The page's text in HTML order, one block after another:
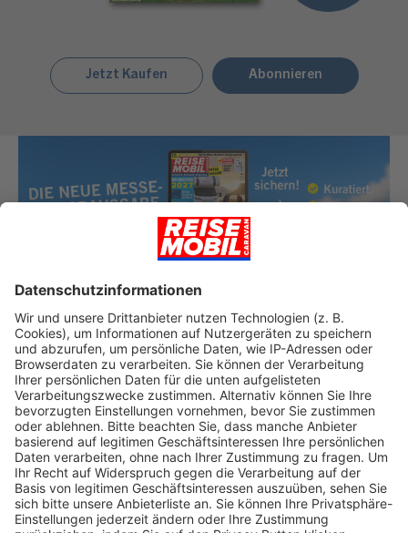
Jetzt Kaufen Abonnieren
HERUNTERLADEN!
Reisemobil Caravan 09/26 Messe-
Vorabausgabe
Laden Sie sich hier die aktuelle Ausgabe der Reisemobil
Caravan als PDF-Vorabausgabe herunter. Kuratiert, kompakt
und kostenlos.
Jetzt herunterladen